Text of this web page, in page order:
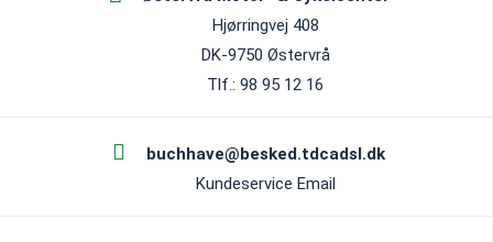
Hjørringvej 408
DK-9750 Østervrå
Tlf.: 98 95 12 16
buchhave@besked.tdcadsl.dk
Kundeservice Email